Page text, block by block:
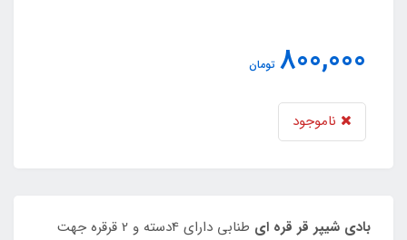
800,000 تومان
ناموجود
بادی شیپر قر قره ای
طنابی دارای 4دسته و 2 قرقره جهت